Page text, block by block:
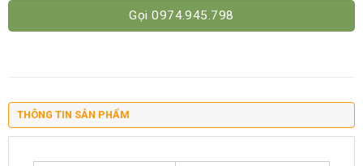
Gọi 0974.945.798
THÔNG TIN SẢN PHẨM